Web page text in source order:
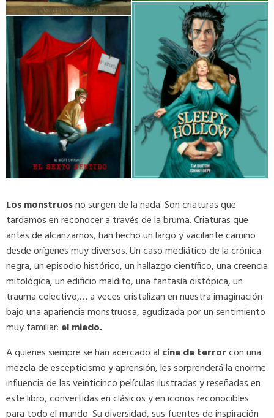
Vicente
1984 Fernando Vicente
El silencio de los corderos
Fernando Vicente
Sleepy Hollow Fernando Vicente
El sexto sentido Fernando Vicente
Los monstruosno surgen de la nada. Son criaturas que
tardamos en reconocer a través de la bruma. Criaturas que
antes de alcanzarnos, han hecho un largo y vacilante camino
desde orígenes muy diversos. Un caso mediático de la crónica
negra, un episodio histórico, un hallazgo científico, una creencia
mitológica, un edificio maldito, una fantasía distópica, un
trauma colectivo,… a veces cristalizan en nuestra imaginación
bajo una apariencia monstruosa, agudizada por un sentimiento
muy familiar: el miedo.
A quienes siempre se han acercado al cine de terrorcon una
mezcla de escepticismo y aprensión, les sorprenderá la enorme
influencia de las veinticinco películas ilustradas y reseñadas en
este libro, convertidas en clásicos y en iconos reconocibles
para todo el mundo. Su diversidad, sus fuentes de inspiración